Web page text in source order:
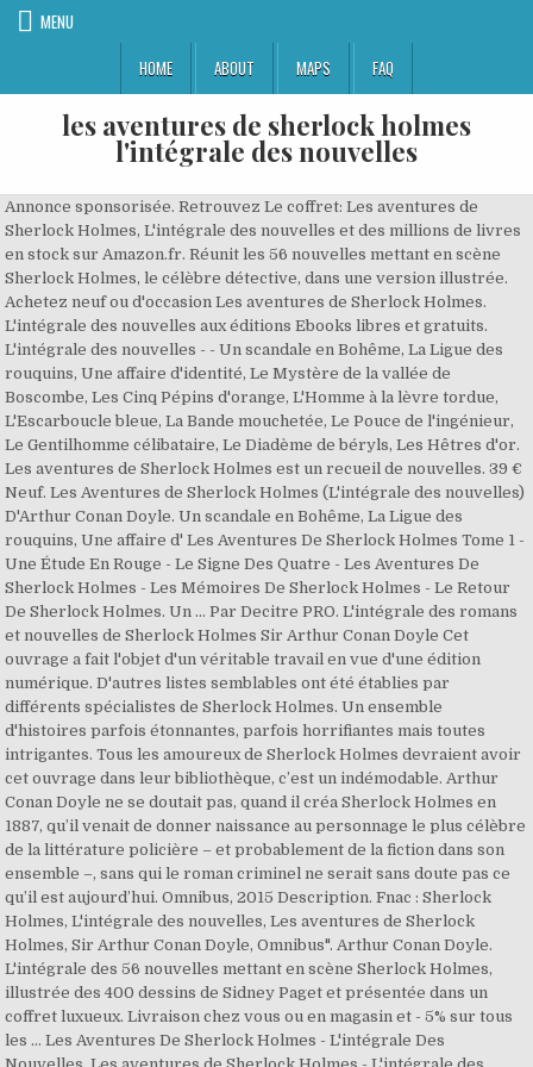
MENU
HOME
ABOUT MAPS FAQ
les aventures de sherlock holmes
l'intégrale des nouvelles
Annonce sponsorisée. Retrouvez Le coffret: Les aventures de
Sherlock Holmes, L'intégrale des nouvelles et des millions de livres
en stock sur Amazon.fr. Réunit les 56 nouvelles mettant en scène
Sherlock Holmes, le célèbre détective, dans une version illustrée.
Achetez neuf ou d'occasion Les aventures de Sherlock Holmes.
L'intégrale des nouvelles aux éditions Ebooks libres et gratuits.
L'intégrale des nouvelles - - Un scandale en Bohême, La Ligue des
rouquins, Une affaire d'identité, Le Mystère de la vallée de
Boscombe, Les Cinq Pépins d'orange, L'Homme à la lèvre tordue,
L'Escarboucle bleue, La Bande mouchetée, Le Pouce de l'ingénieur,
Le Gentilhomme célibataire, Le Diadème de béryls, Les Hêtres d'or.
Les aventures de Sherlock Holmes est un recueil de nouvelles. 39 €
Neuf. Les Aventures de Sherlock Holmes (L'intégrale des nouvelles)
D'Arthur Conan Doyle. Un scandale en Bohême, La Ligue des
rouquins, Une affaire d' Les Aventures De Sherlock Holmes Tome 1 -
Une Étude En Rouge - Le Signe Des Quatre - Les Aventures De
Sherlock Holmes - Les Mémoires De Sherlock Holmes - Le Retour
De Sherlock Holmes. Un … Par Decitre PRO. L'intégrale des romans
et nouvelles de Sherlock Holmes Sir Arthur Conan Doyle Cet
ouvrage a fait l'objet d'un véritable travail en vue d'une édition
numérique. D'autres listes semblables ont été établies par
différents spécialistes de Sherlock Holmes. Un ensemble
d'histoires parfois étonnantes, parfois horrifiantes mais toutes
intrigantes. Tous les amoureux de Sherlock Holmes devraient avoir
cet ouvrage dans leur bibliothèque, c’est un indémodable. Arthur
Conan Doyle ne se doutait pas, quand il créa Sherlock Holmes en
1887, qu’il venait de donner naissance au personnage le plus célèbre
de la littérature policière – et probablement de la fiction dans son
ensemble –, sans qui le roman criminel ne serait sans doute pas ce
qu’il est aujourd’hui. Omnibus, 2015 Description. Fnac : Sherlock
Holmes, L'intégrale des nouvelles, Les aventures de Sherlock
Holmes, Sir Arthur Conan Doyle, Omnibus". Arthur Conan Doyle.
L'intégrale des 56 nouvelles mettant en scène Sherlock Holmes,
illustrée des 400 dessins de Sidney Paget et présentée dans un
coffret luxueux. Livraison chez vous ou en magasin et - 5% sur tous
les … Les Aventures De Sherlock Holmes - L'intégrale Des